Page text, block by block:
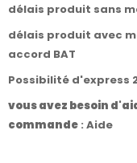
délais produit sans
délais produit avec
accord BAT
Possibilité d'express
vous avez besoin
commande : Aide